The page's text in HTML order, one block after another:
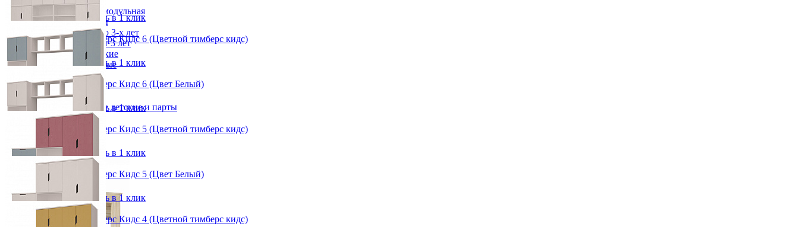
Детская Вилия-М модульная
Детские гарнитуры
Детские кровати до 3-х лет
Детские кровати от 3 лет
Комоды классические
Комоды пеленальные
Кровати домики
Полки детские
Стеллажи детские
Столы письменные детские и парты
Тумбы для детей
Шведская стенка
Шкафы детские
Ящики и короба
от 219 600 ₽
В корзину Быстро купить в 1 клик
Детский гарнитур Тимберс Кидс 6 (Цветной тимберс кидс)
от 219 540 ₽
В корзину
Быстро купить в 1 клик
Детский гарнитур Тимберс Кидс 6 (Цвет Белый)
от 211 200 ₽
В корзину
Быстро купить в 1 клик
Детский гарнитур Тимберс Кидс 5 (Цветной тимберс кидс)
В корзину
Быстро купить в 1 клик
Детский гарнитур Тимберс Кидс 5 (Цвет Белый)
В корзину
Быстро купить в 1 клик
Детский гарнитур Тимберс Кидс 4 (Цветной тимберс кидс)